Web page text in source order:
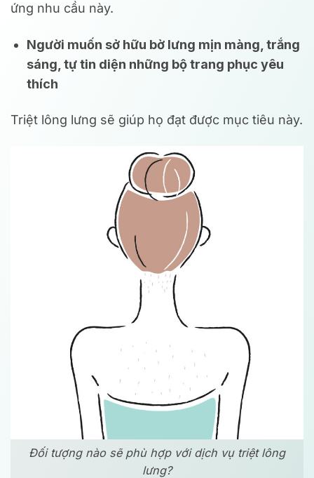
ứng nhu cầu này.
Người muốn sở hữu bờ lưng mịn màng, trắng
sáng, tự tin diện những bộ trang phục yêu
thích
Triệt lông lưng sẽ giúp họ đạt được mục tiêu này.
Đối tượng nào sẽ phù hợp với dịch vụ triệt lông
lưng?